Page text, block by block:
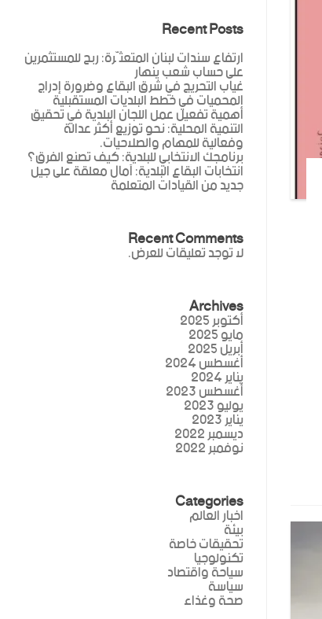
Recent Posts
ارتفاع سندات لبنان المتعثّرة: ربح للمستثمرين
على حساب شعب ينهار
غياب التحريج في شرق البقاع وضرورة إدراج
المحميات في خطط البلديات المستقبلية
أهمية تفعيل عمل اللجان البلدية في تحقيق
التنمية المحلية: نحو توزيع أكثر عدالة
وفعالية للمهام والصلاحيات.
برنامجك الانتخابي للبلدية: كيف تصنع الفرق؟
انتخابات البقاع البلدية: آمال معلقة على جيل
جديد من القيادات المتعلمة
Recent Comments
لا توجد تعليقات للعرض.
Archives
أكتوبر 2025
مايو 2025
أبريل 2025
أغسطس 2024
يناير 2024
أغسطس 2023
يوليو 2023
يناير 2023
ديسمبر 2022
نوفمبر 2022
Categories
اخبار العالم
بيئة
تحقيقات خاصة
تكنولوجيا
سياحة واقتصاد
سياسة
صحة وغذاء